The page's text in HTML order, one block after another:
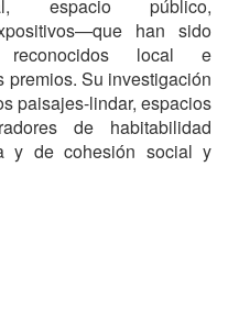
espacio público,
han sido
reconocidos local e
premios. Su investigación
paisajes-lindar, espacios
de habitabilidad
y de cohesión social y